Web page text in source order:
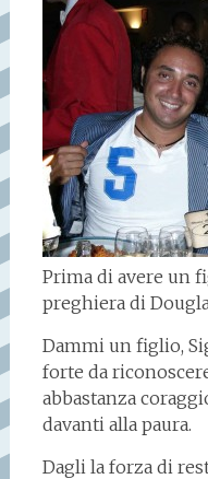
Prima di avere un
preghiera di
Dammi un figlio,
forte da
abbastanza
davanti alla paura.
Dagli la forza di